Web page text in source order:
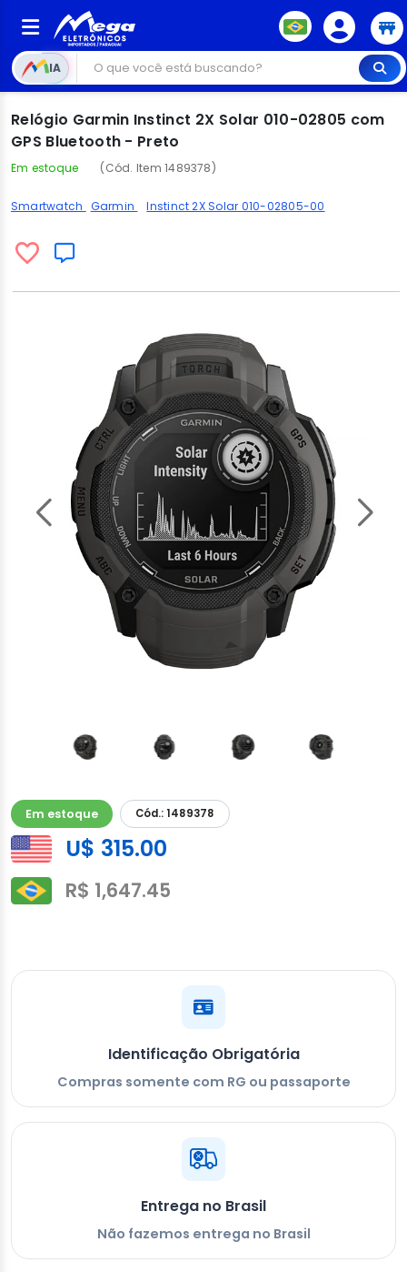
IA
Relógio Garmin Instinct 2X Solar 010-02805 com
GPS Bluetooth - Preto
Em estoque (Cód. Item 1489378)
Smartwatch Garmin Instinct 2X Solar 010-02805-00
Em estoque Cód.: 1489378
U$ 315.00
R$ 1,647.45
Identificação Obrigatória
Compras somente com RG ou passaporte
Entrega no Brasil
Não fazemos entrega no Brasil